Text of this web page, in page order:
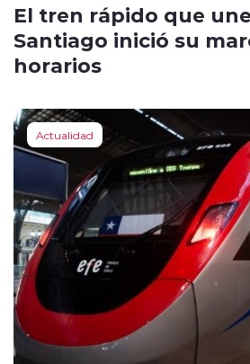
El tren rápido que
Santiago inició su
horarios
Actualidad